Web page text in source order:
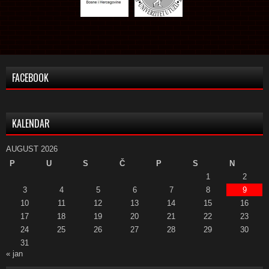
FACEBOOK
KALENDAR
AUGUST 2026
P
U S Č P S
N
1
2
3
4 5 6 7 8
9
10
11 12 13 14 15
16
17
18 19 20 21 22
23
24
25 26 27 28 29
30
31
« jan